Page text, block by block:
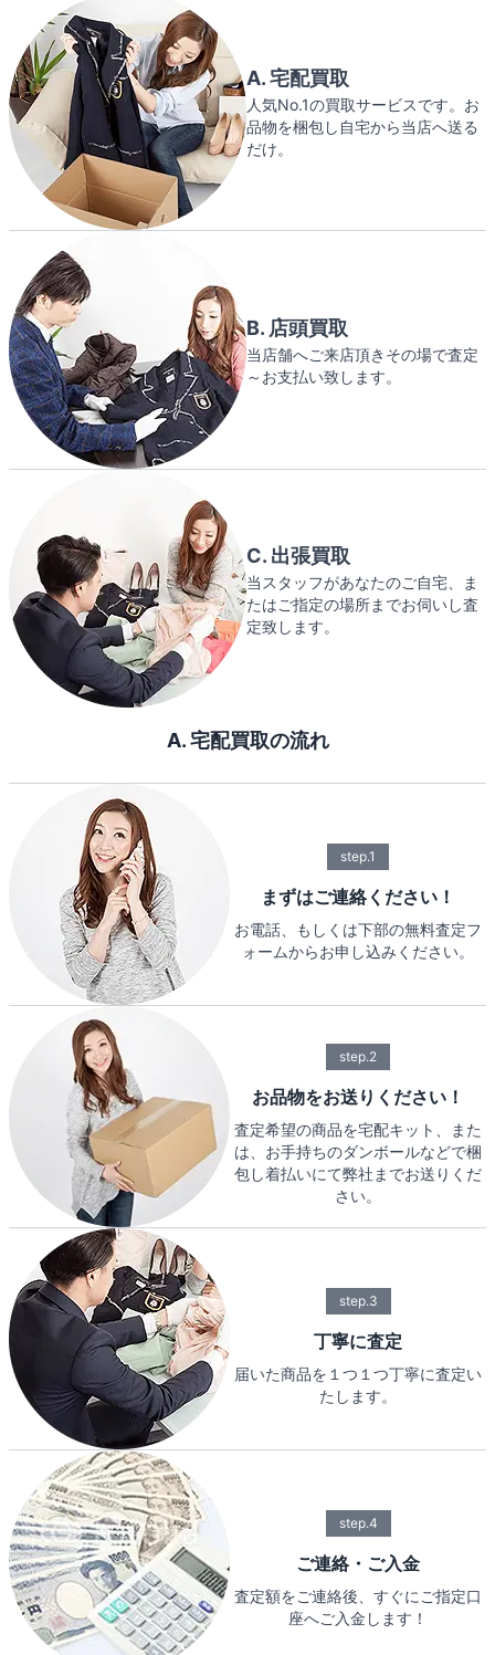
A. 宅配買取
人気No.1の買取サービスです。お
品物を梱包し自宅から当店へ送る
だけ。
B. 店頭買取
当店舗へご来店頂きその場で査定
～お支払い致します。
C. 出張買取
当スタッフがあなたのご自宅、ま
たはご指定の場所までお伺いし査
定致します。
A. 宅配買取の流れ
step.1
まずはご連絡ください！
お電話、もしくは下部の無料査定フ
ォームからお申し込みください。
step.2
お品物をお送りください！
査定希望の商品を宅配キット、また
は、お手持ちのダンボールなどで梱
包し着払いにて弊社までお送りくだ
さい。
step.3
丁寧に査定
届いた商品を１つ１つ丁寧に査定い
たします。
step.4
ご連絡・ご入金
査定額をご連絡後、すぐにご指定口
座へご入金します！